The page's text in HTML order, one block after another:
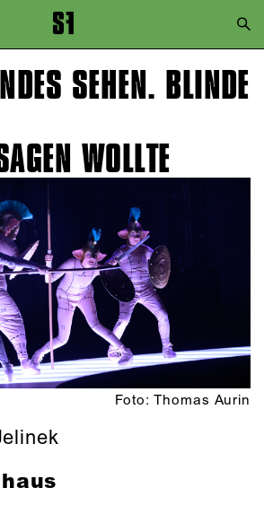
springen
springen
SEHEN. BLINDE
WOLLTE
Foto: Thomas Aurin